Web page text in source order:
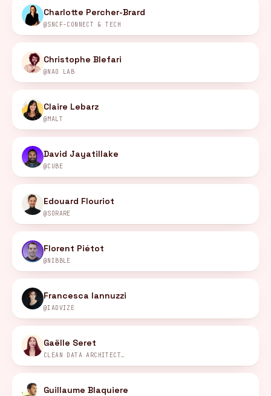
Charlotte Percher-Brard
@SNCF-CONNECT & TECH
Christophe Blefari
@NAO LAB
Claire Lebarz
@MALT
David Jayatillake
@CUBE
Edouard Flouriot
@SORARE
Florent Piétot
@NIBBLE
Francesca Iannuzzi
@IADVIZE
Gaëlle Seret
CLEAN DATA ARCHITECTURE
Guillaume Blaquiere